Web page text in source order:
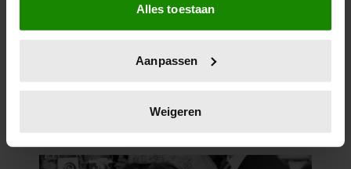
Informatie verzamelen over uw geografische
locatie, die tot een paar meter nauwkeurig kan zijn
scannen op specifieke eigenschappen (fingerprinting)
verwerkt en stel uw voorkeuren in het
intrekken in de Cookieverklaring.
Alles toestaan
Aanpassen
Weigeren